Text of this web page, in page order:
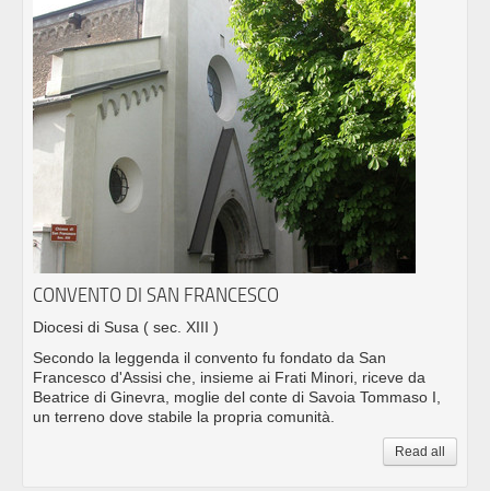
CONVENTO DI SAN FRANCESCO
Diocesi di Susa ( sec. XIII )
Secondo la leggenda il convento fu fondato da San
Francesco d'Assisi che, insieme ai Frati Minori, riceve da
Beatrice di Ginevra, moglie del conte di Savoia Tommaso I,
un terreno dove stabile la propria comunità.
Read all